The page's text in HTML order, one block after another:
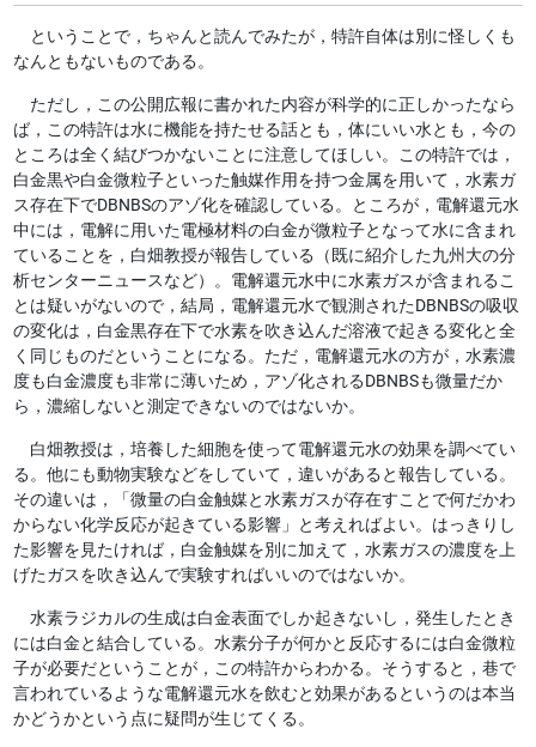
ということで，ちゃんと読んでみたが，特許自体は別に怪しくも
なんともないものである。
ただし，この公開広報に書かれた内容が科学的に正しかったなら
ば，この特許は水に機能を持たせる話とも，体にいい水とも，今の
ところは全く結びつかないことに注意してほしい。この特許では，
白金黒や白金微粒子といった触媒作用を持つ金属を用いて，水素ガ
ス存在下でDBNBSのアゾ化を確認している。ところが，電解還元水
中には，電解に用いた電極材料の白金が微粒子となって水に含まれ
ていることを，白畑教授が報告している（既に紹介した九州大の分
析センターニュースなど）。電解還元水中に水素ガスが含まれるこ
とは疑いがないので，結局， 電解還元水で観測されたDBNBSの吸収
の変化は，白金黒存在下で水素を吹き込んだ溶液で起きる変化と全
く同じものだということになる。ただ，電解還元水の方が，水素濃
度も白金濃度も非常に薄いため，アゾ化されるDBNBSも微量だか
ら，濃縮しないと測定できないのではないか。
白畑教授は，培養した細胞を使って電解還元水の効果を調べてい
る。他にも動物実験などをしていて，違いがあると報告している。
その違いは，「微量の白金触媒と水素ガスが存在すことで何だかわ
からない化学反応が起きている影響」と考えればよい。はっきりし
た影響を見たければ，白金触媒を別に加えて，水素ガスの濃度を上
げたガスを吹き込んで実験すればいいのではないか。
水素ラジカルの生成は白金表面でしか起きないし，発生したとき
には白金と結合している。水素分子が何かと反応するには白金微粒
子が必要だということが，この特許からわかる。そうすると，巷で
言われているような電解還元水を飲むと効果があるというのは本当
かどうかという点に疑問が生じてくる。